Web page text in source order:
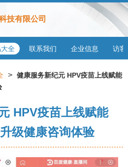
技有限公司
全 联系我们 企业信息 访客
> 健康服务新纪元 HPV疫苗上线赋能
HPV疫苗上线赋能
级健康咨询体验